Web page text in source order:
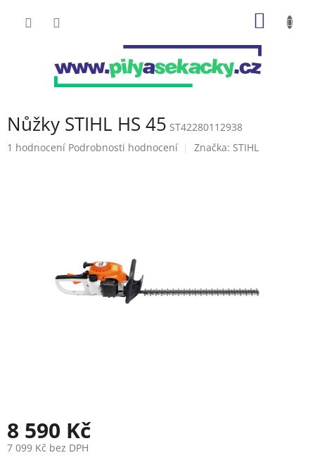
Nůžky STIHL HS 45 ST42280112938
Průměrné
1 hodnocení Podrobnosti hodnocení Značka: STIHL
8 590 Kč
7 099 Kč bez DPH